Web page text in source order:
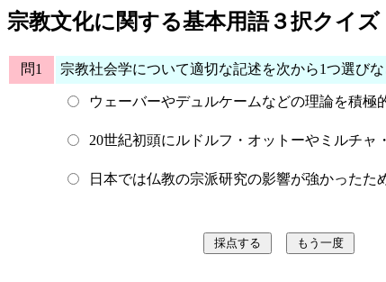
宗教文化に関する基本用語３択クイズ
問1 宗教社会学について適切な記述を次から1つ選びな
ウェーバーやデュルケームなどの理論を積極
20世紀初頭にルドルフ・オットーやミルチャ
日本では仏教の宗派研究の影響が強かったた